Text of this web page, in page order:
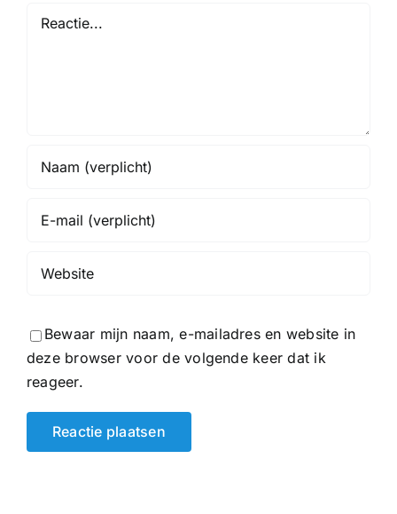
Reactie
Bewaar mijn naam, e-mailadres en website in
deze browser voor de volgende keer dat ik
reageer.